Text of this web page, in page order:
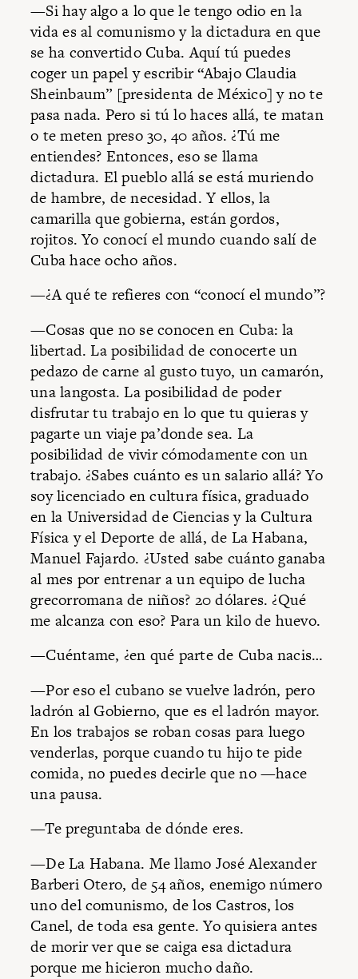
—Si hay algo a lo que le tengo odio en la
vida es al comunismo y la dictadura en que
se ha convertido Cuba. Aquí tú puedes
coger un papel y escribir “Abajo Claudia
Sheinbaum” [presidenta de México] y no te
pasa nada. Pero si tú lo haces allá, te matan
o te meten preso 30, 40 años. ¿Tú me
entiendes? Entonces, eso se llama
dictadura. El pueblo allá se está muriendo
de hambre, de necesidad. Y ellos, la
camarilla que gobierna, están gordos,
rojitos. Yo conocí el mundo cuando salí de
Cuba hace ocho años.
—¿A qué te refieres con “conocí el mundo”?
—Cosas que no se conocen en Cuba: la
libertad. La posibilidad de conocerte un
pedazo de carne al gusto tuyo, un camarón,
una langosta. La posibilidad de poder
disfrutar tu trabajo en lo que tu quieras y
pagarte un viaje pa’donde sea. La
posibilidad de vivir cómodamente con un
trabajo. ¿Sabes cuánto es un salario allá? Yo
soy licenciado en cultura física, graduado
en la Universidad de Ciencias y la Cultura
Física y el Deporte de allá, de La Habana,
Manuel Fajardo. ¿Usted sabe cuánto ganaba
al mes por entrenar a un equipo de lucha
grecorromana de niños? 20 dólares. ¿Qué
me alcanza con eso? Para un kilo de huevo.
—Cuéntame, ¿en qué parte de Cuba nacis…
—Por eso el cubano se vuelve ladrón, pero
ladrón al Gobierno, que es el ladrón mayor.
En los trabajos se roban cosas para luego
venderlas, porque cuando tu hijo te pide
comida, no puedes decirle que no —hace
una pausa.
—Te preguntaba de dónde eres.
—De La Habana. Me llamo José Alexander
Barberi Otero, de 54 años, enemigo número
uno del comunismo, de los Castros, los
Canel, de toda esa gente. Yo quisiera antes
de morir ver que se caiga esa dictadura
porque me hicieron mucho daño.